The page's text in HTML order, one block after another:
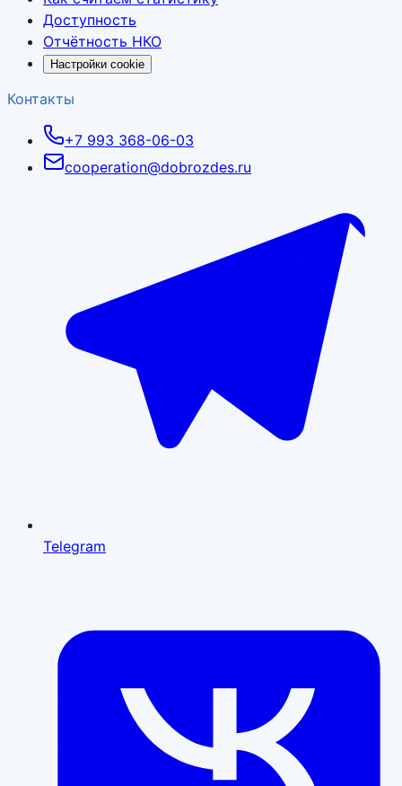
Доступность
Отчётность НКО
Настройки cookie
Контакты
+7 993 368-06-03
cooperation@dobrozdes.ru
Telegram